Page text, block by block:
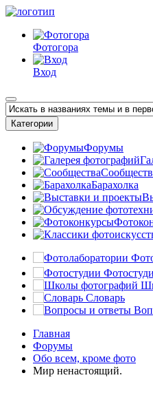
Фотогора
Вход
Категории
Форумы
Барахолка
Словарь
Главная
Форумы
Обо всем, кроме фото
Мир ненастоящий.